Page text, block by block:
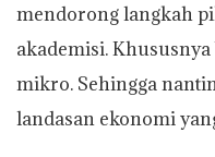
mendorong langkah
akademisi.
mikro. Sehingga
landasan ekonomi